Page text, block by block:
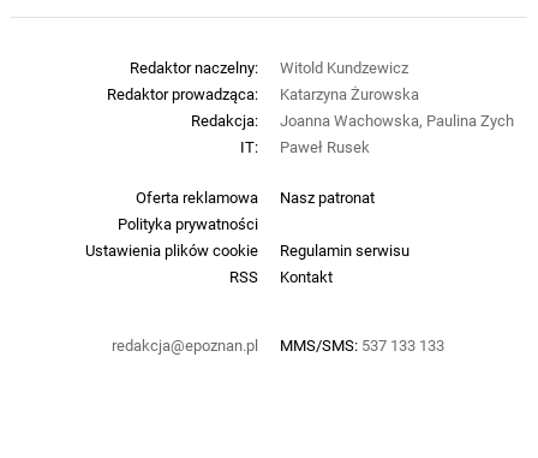
Oferta reklamowa
Nasz patronat
Polityka prywatności
Ustawienia plików cookie
Regulamin serwisu
RSS
Kontakt
redakcja@epoznan.pl MMS/SMS: 537 133 133
Redaktor naczelny:
Witold Kundzewicz
Redaktor prowadząca:
Katarzyna Żurowska
Redakcja:
Joanna Wachowska, Paulina Zych
IT:
Paweł Rusek